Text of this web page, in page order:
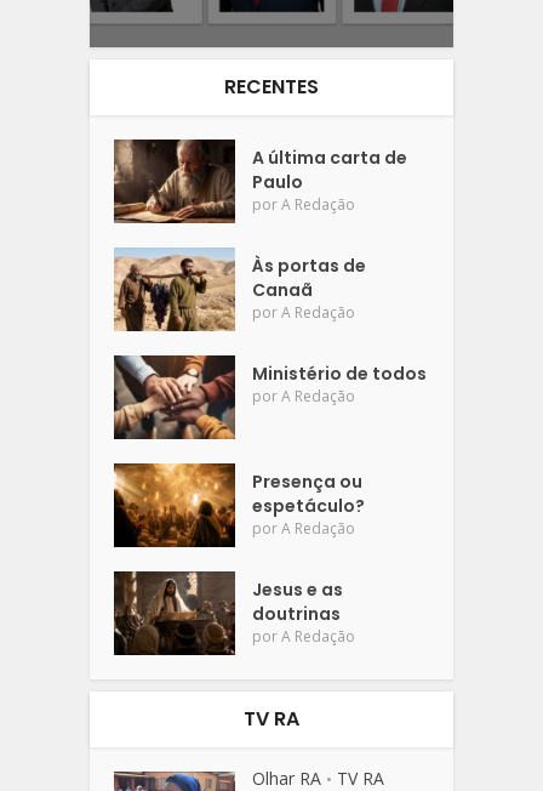
RECENTES
A última carta de
Paulo
porA Redação
Às portas de
Canaã
porA Redação
Ministério de todos
porA Redação
Presença ou
espetáculo?
porA Redação
Jesus e as
doutrinas
porA Redação
TV RA
Olhar RA • TV RA